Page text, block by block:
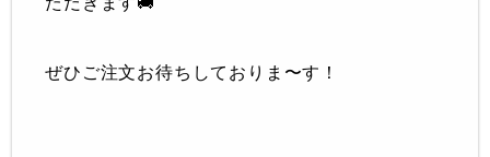
ぜひご注文お待ちしておりま〜す！